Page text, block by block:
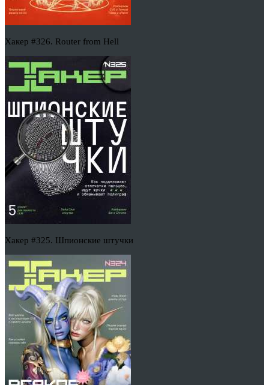
Хакер #326. Router from Hell
Хакер #325. Шпионские штучки